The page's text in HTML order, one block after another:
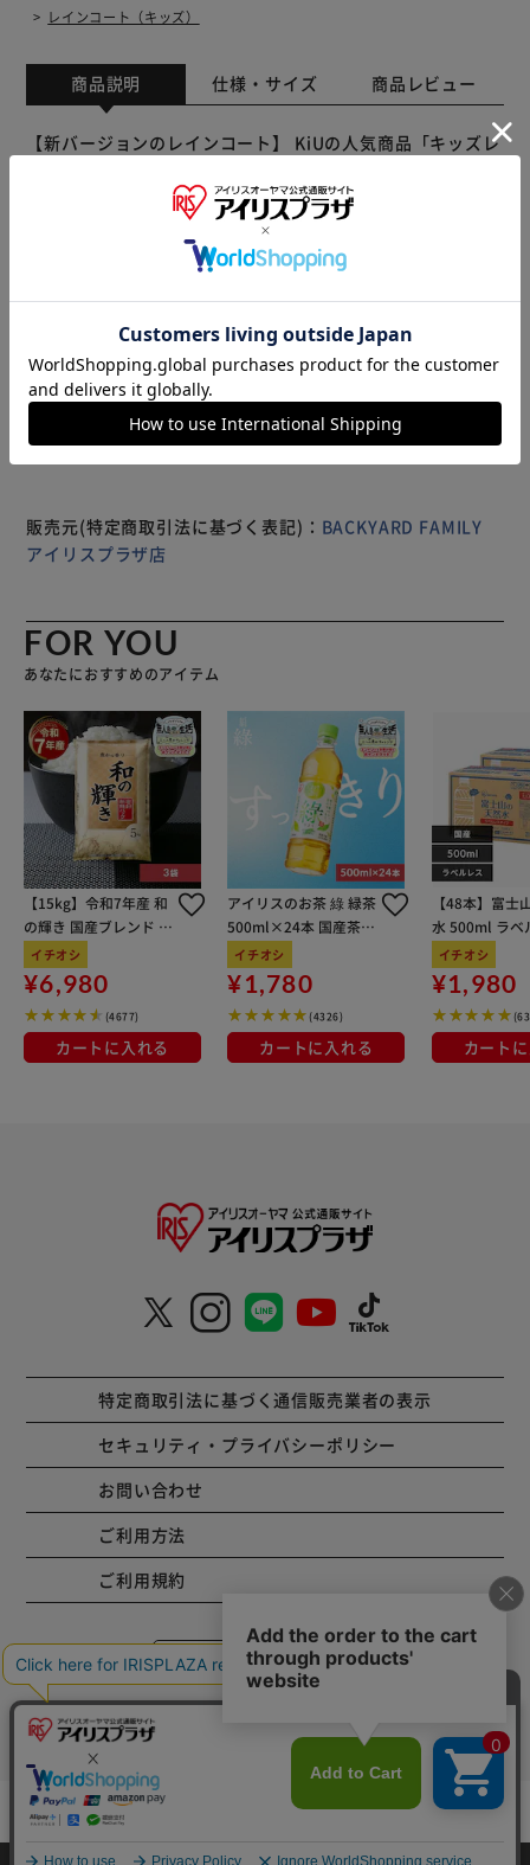
レインコート（キッズ）
商品説明 仕様・サイズ 商品レビュー
【新バージョンのレインコート】 KiUの人気商品「キッズレ
タープルーフ設計】 表面にはっ水、裏面にTPUラミネート
加工を施したポリエステル100％生地を使用。 【強い雨の日
も安心の耐水性】 強い雨の日も安心！水がしみ込みにくい
耐水圧10,000mmH2O仕様。 【細かいところまでしっかり
防水】 止水ファスナーや縫い目のシームテープ処理など細
かいところまで防水にこだわった作り。 【通学シーンにも
活躍！】 背面のサイドボタンを外すことでリュックはもち
ろん、ランドセルを背負ったまま着用可能。 【視界を遮ら
ない透明窓付き】 フードには透明窓を配置し、お子さまの
視界を遮らないのも嬉しいポイント。 【雨が侵入しにくい
袖口】 キュッと絞ったゴム仕様の袖口。雨水の侵入をより
トを2つ配置。フラップ付きで、中身が飛び出しにくい！
【お子さまでも着脱しやすい】 前合わせはフルジップ仕
リントを配置車や街頭のライトに反応し周りへの視認性を
UP 【持ち運びラクラク】 折り畳んで持ち運べる巾着タイプ
の納袋付属。バックのベルトやストラップに取り付けも可能
◎ 【ざっくり畳んでも収納しやすい】 ざっくり畳んで収納
袋に入れやすいのも嬉しいポイント。 【雨の日もオシャレ
にお出かけ】 ・「KiU」でおなじみのテキスタイル柄からベ
ーシックなカラーまで、バリエーション豊富！
もっと見る
※製品は予告なく仕様を変更する場合がございます。あらか
じめご了承ください。
販売元(特定商取引法に基づく表記)： BACKYARD FAMILY
アイリスプラザ店
FOR YOU
あなたにおすすめのアイテム
【15kg】令和7年産 和
の輝き 国産ブレンド 5
kg×3袋
イチオシ
¥6,980
(4677)
カートに入れる
アイリスのお茶 綠 緑茶
500ml×24本 国産茶葉
100％使用
イチオシ
¥1,780
(4326)
カートに入れる
【48本】富士
水 500ml ラベ
イチオシ
¥1,980
カート
特定商取引法に基づく通信販売業者の表示
セキュリティ・プライバシーポリシー
お問い合わせ
ご利用方法
ご利用規約
コーポレートサイト
Copyright © 2001 IRISPLAZA. ALL Rights Reserved.